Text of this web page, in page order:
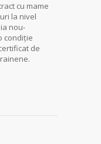
cu mame
la nivel
nou-
condiţie
de